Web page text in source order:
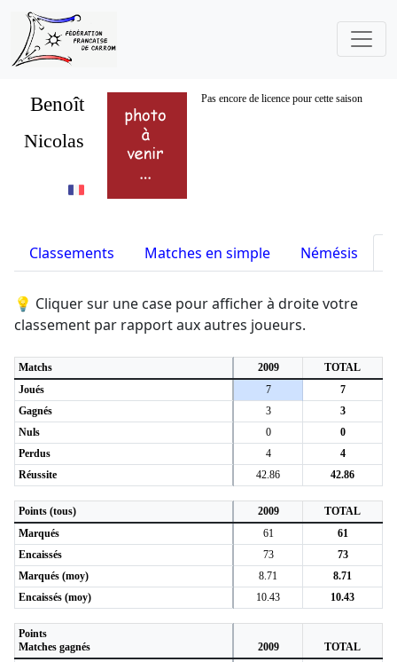
Benoît Pas encore de licence pour cette saison
Nicolas
Classements Matches en simple Némésis
💡 Cliquer sur une case pour afficher à droite votre
classement par rapport aux autres joueurs.
Matchs 2009
TOTAL
Joués
7
7
Gagnés
3
3
Nuls
0
0
Perdus
4
4
Réussite
42.86 42.86
Points (tous) 2009
TOTAL
Marqués
61
61
Encaissés
73
73
Marqués (moy)
8.71
8.71
Encaissés (moy)
10.43 10.43
Points
Matches gagnés
2009
TOTAL